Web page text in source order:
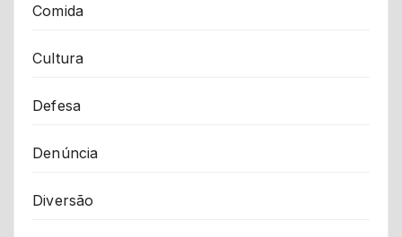
Comida
Cultura
Defesa
Denúncia
Diversão